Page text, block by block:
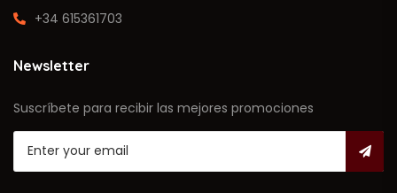
+34 615361703
Newsletter
Suscríbete para recibir las mejores promociones